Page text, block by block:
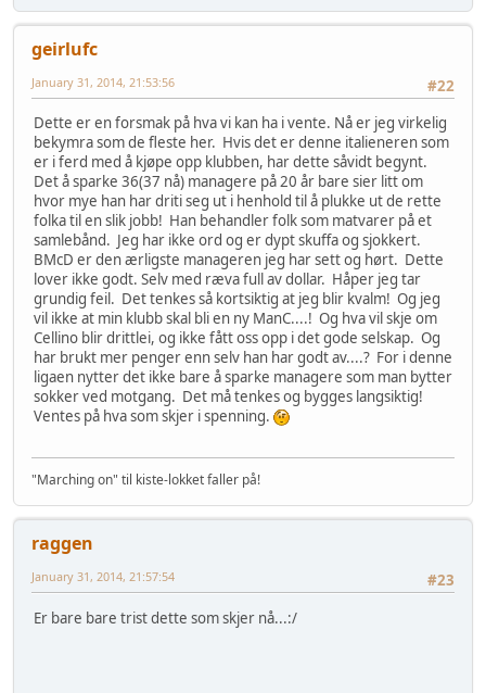
geirlufc
#22
January 31, 2014, 21:53:56
Dette er en forsmak på hva vi kan ha i vente. Nå er jeg virkelig
bekymra som de fleste her. Hvis det er denne italieneren som
er i ferd med å kjøpe opp klubben, har dette såvidt begynt.
Det å sparke 36(37 nå) managere på 20 år bare sier litt om
hvor mye han har driti seg ut i henhold til å plukke ut de rette
folka til en slik jobb! Han behandler folk som matvarer på et
samlebånd. Jeg har ikke ord og er dypt skuffa og sjokkert.
BMcD er den ærligste manageren jeg har sett og hørt. Dette
lover ikke godt. Selv med ræva full av dollar. Håper jeg tar
grundig feil. Det tenkes så kortsiktig at jeg blir kvalm! Og jeg
vil ikke at min klubb skal bli en ny ManC....! Og hva vil skje om
Cellino blir drittlei, og ikke fått oss opp i det gode selskap. Og
har brukt mer penger enn selv han har godt av....? For i denne
ligaen nytter det ikke bare å sparke managere som man bytter
sokker ved motgang. Det må tenkes og bygges langsiktig!
Ventes på hva som skjer i spenning.
"Marching on" til kiste-lokket faller på!
raggen
#23
January 31, 2014, 21:57:54
Er bare bare trist dette som skjer nå...:/